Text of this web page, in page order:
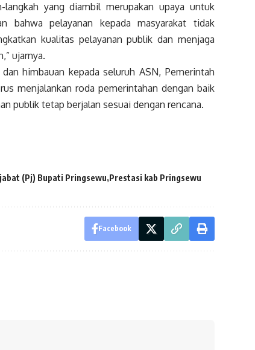
yang diambil merupakan upaya untuk
bahwa pelayanan kepada masyarakat tidak
kualitas pelayanan publik dan menjaga
ujarnya.
himbauan kepada seluruh ASN, Pemerintah
menjalankan roda pemerintahan dengan baik
publik tetap berjalan sesuai dengan rencana.
(Pj) Bupati Pringsewu Prestasi kab Pringsewu
Facebook